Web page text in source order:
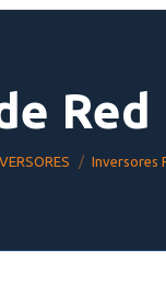
Inversores